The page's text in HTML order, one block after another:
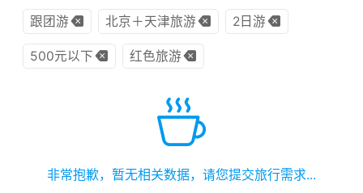
跟团游 北京＋天津旅游 2日游
500元以下 红色旅游
非常抱歉，暂无相关数据，请您提交旅行需求...